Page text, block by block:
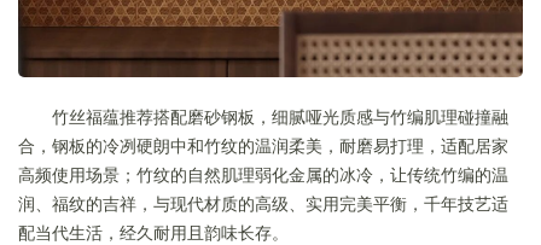
竹丝福蕴推荐搭配磨砂钢板，细腻哑光质感与竹编肌理碰撞融
合，钢板的冷冽硬朗中和竹纹的温润柔美，耐磨易打理，适配居家
高频使用场景；竹纹的自然肌理弱化金属的冰冷，让传统竹编的温
润、福纹的吉祥，与现代材质的高级、实用完美平衡，千年技艺适
配当代生活，经久耐用且韵味长存。